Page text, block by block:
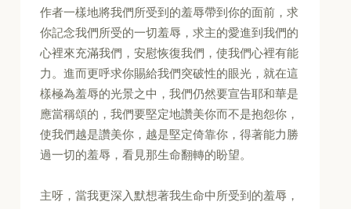
作者一樣地將我們所受到的羞辱帶到你的面前，求
你記念我們所受的一切羞辱，求主的愛進到我們的
心裡來充滿我們，安慰恢復我們，使我們心裡有能
力。進而更呼求你賜給我們突破性的眼光，就在這
樣極為羞辱的光景之中，我們仍然要宣告耶和華是
應當稱頌的，我們要堅定地讚美你而不是抱怨你，
使我們越是讚美你，越是堅定倚靠你，得著能力勝
過一切的羞辱，看見那生命翻轉的盼望。
主呀，當我更深入默想著我生命中所受到的羞辱，